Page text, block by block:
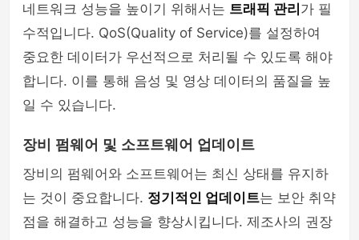
네트워크 성능을 높이기 위해서는 트래픽 관리 가 필
수적입니다. QoS(Quality of Service)를 설정하여
중요한 데이터가 우선적으로 처리될 수 있도록 해야
합니다. 이를 통해 음성 및 영상 데이터의 품질을 높
일 수 있습니다.
장비 펌웨어 및 소프트웨어 업데이트
장비의 펌웨어와 소프트웨어는 최신 상태를 유지하
는 것이 중요합니다. 정기적인 업데이트는 보안 취약
점을 해결하고 성능을 향상시킵니다. 제조사의 권장